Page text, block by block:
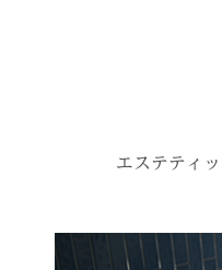
エステティ